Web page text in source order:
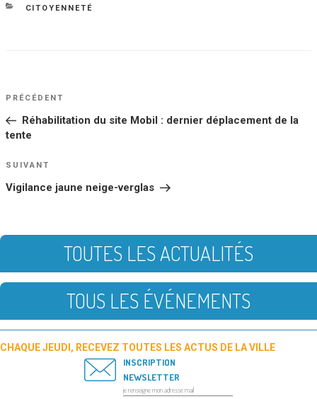
le
CATÉGORIES
CITOYENNETÉ
NAVIGATION
DE
L’ARTICLE
Article
PRÉCÉDENT
Réhabilitation du site Mobil : dernier déplacement de la
tente
Article
SUIVANT
Vigilance jaune neige-verglas
TOUTES LES ACTUALITÉS
TOUS LES ÉVÉNEMENTS
CHAQUE JEUDI, RECEVEZ TOUTES LES ACTUS DE LA VILLE
INSCRIPTION
NEWSLETTER